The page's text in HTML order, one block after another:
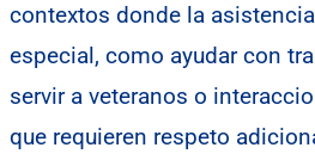
contextos donde la
especial, como ayudar con
servir a veteranos o
que requieren respeto